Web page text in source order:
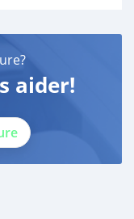
aider!